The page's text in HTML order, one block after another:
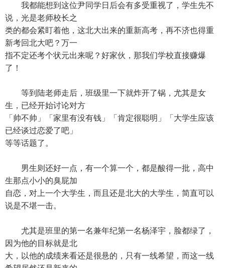
我都能想到这位尹同学日后会有多受重视了，学生先不
说，光是老师校长之
类的都会紧盯着他，这北大出来的重新高考，再不济也得重
新考回北大吧？万一
指不定还考个状元出来呢？好家伙，那我们学校直接赚爆
了！
等到陆老师走后，班级里一下就炸开了锅，尤其是女
生，已经开始讨论对方
「帅不帅」「家里有没有钱」「肯定很聪明」「大学生应该
已经谈过恋爱了吧」
等等话题了。
男生则还好一点，有一个算一个，都是酸得一批，高中
生那点小小的臭屁加
自恋，对上一个大学生，而且还是北大的大学生，简直可以
说是不堪一击。
尤其是班里的第一名兼年纪第一名杨泽宇，脸都绿了，
因为他的目标就是北
大，以他的成绩来看还是很悬的，只有一线希望，而这一线